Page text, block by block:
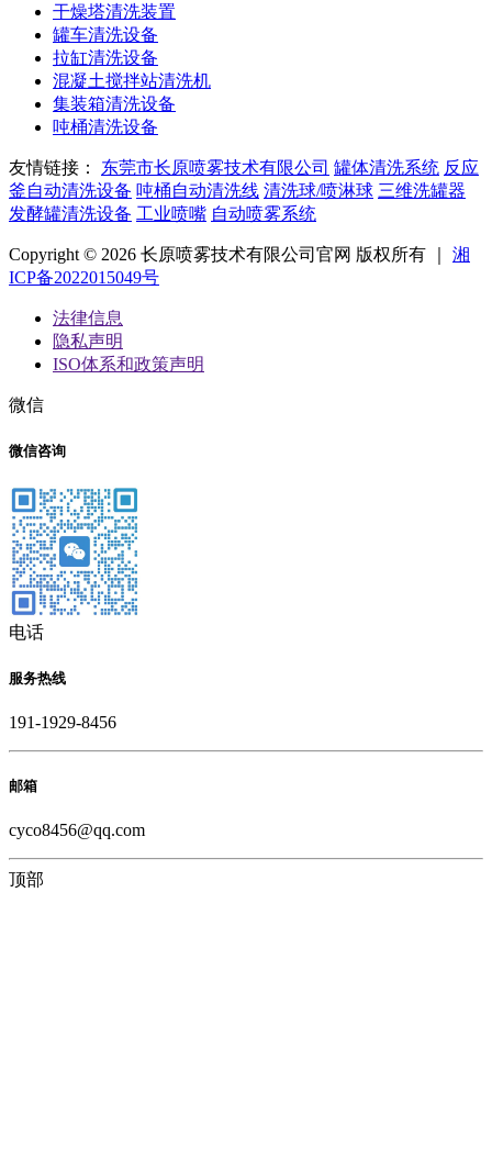
干燥塔清洗装置
罐车清洗设备
拉缸清洗设备
混凝土搅拌站清洗机
集装箱清洗设备
吨桶清洗设备
友情链接： 东莞市长原喷雾技术有限公司 罐体清洗系统 反应
釜自动清洗设备 吨桶自动清洗线 清洗球/喷淋球 三维洗罐器
发酵罐清洗设备 工业喷嘴 自动喷雾系统
Copyright © 2026 长原喷雾技术有限公司官网 版权所有 ｜ 湘
ICP备2022015049号
法律信息
隐私声明
ISO体系和政策声明
微信
微信咨询
电话
服务热线
191-1929-8456
邮箱
cyco8456@qq.com
顶部